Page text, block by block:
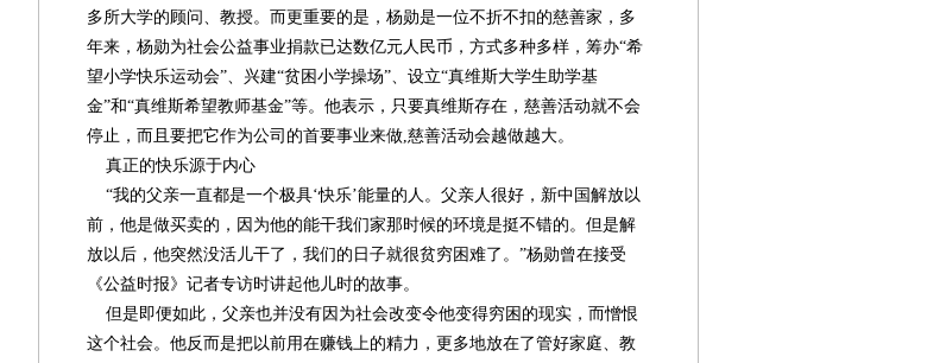
第05版
2015中国社工
年会
第06版
2015中国社工
年会
第07版
2015中国社工
年会
第08版
2015中国社工
年会
第09版
聚焦两会 盘点
多所大学的顾问、教授。而更重要的是，杨勋是一位不折不扣的慈善家，多
年来，杨勋为社会公益事业捐款已达数亿元人民币，方式多种多样，筹办“希
望小学快乐运动会”、兴建“贫困小学操场”、设立“真维斯大学生助学基
金”和“真维斯希望教师基金”等。他表示，只要真维斯存在，慈善活动就不会
停止，而且要把它作为公司的首要事业来做,慈善活动会越做越大。
真正的快乐源于内心
“我的父亲一直都是一个极具‘快乐’能量的人。父亲人很好，新中国解放以
前，他是做买卖的，因为他的能干我们家那时候的环境是挺不错的。但是解
放以后，他突然没活儿干了，我们的日子就很贫穷困难了。”杨勋曾在接受
《公益时报》记者专访时讲起他儿时的故事。
但是即便如此，父亲也并没有因为社会改变令他变得穷困的现实，而憎恨
这个社会。他反而是把以前用在赚钱上的精力，更多地放在了管好家庭、教